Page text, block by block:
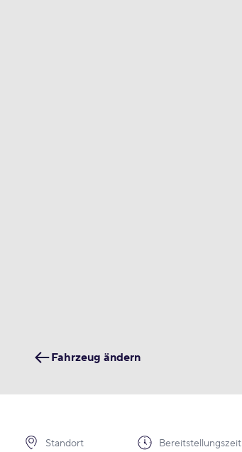
Fahrzeug ändern
Standort Bereitstellungszeit